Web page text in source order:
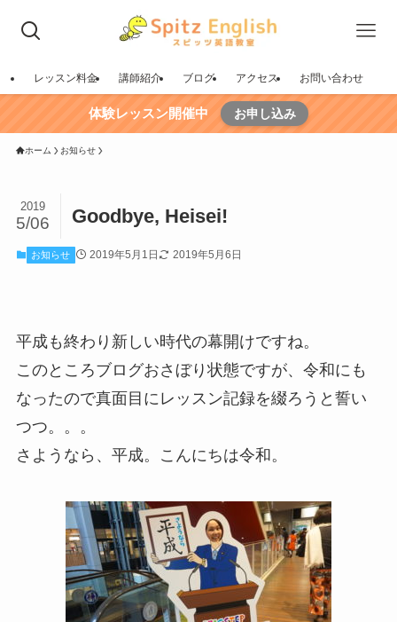
レッスン料金 講師紹介 ブログ アクセス お問い合わせ
体験レッスン開催中 お申し込み
ホーム お知らせ
Goodbye, Heisei!
2019
5/06
お知らせ 2019年5月1日 2019年5月6日
平成も終わり新しい時代の幕開けですね。
このところブログおさぼり状態ですが、令和にも
なったので真面目にレッスン記録を綴ろうと誓い
つつ。。。
さようなら、平成。こんにちは令和。